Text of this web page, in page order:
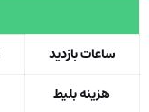
ساعات بازدید
هزینه بلیط